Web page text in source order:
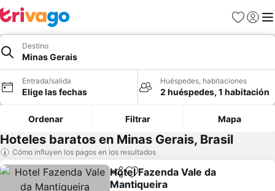
Favoritos
Iniciar
Destino
Minas Gerais
Entrada/salida
Elige las fechas
Huéspedes, habitaciones
2 huéspedes, 1 habitación
Ordenar Filtrar Mapa
Hoteles baratos en Minas Gerais, Brasil
Cómo influyen los pagos en los resultados
CompartirAñadir a favoritos
Hotel Fazenda Vale da
Mantiqueira